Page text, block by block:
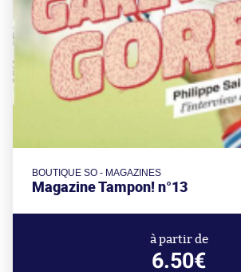
BOUTIQUE SO - MAGAZINES
Magazine Tampon! n°13
à partir de
6.50€